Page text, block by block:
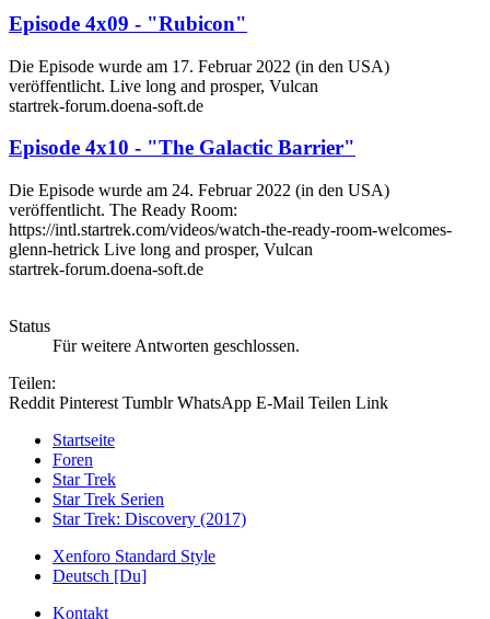
Episode 4x09 - "Rubicon"
Die Episode wurde am 17. Februar 2022 (in den USA)
veröffentlicht. Live long and prosper, Vulcan
startrek-forum.doena-soft.de
Episode 4x10 - "The Galactic Barrier"
Die Episode wurde am 24. Februar 2022 (in den USA)
veröffentlicht. The Ready Room:
https://intl.startrek.com/videos/watch-the-ready-room-welcomes-
glenn-hetrick Live long and prosper, Vulcan
startrek-forum.doena-soft.de
Status
Für weitere Antworten geschlossen.
Teilen:
Reddit Pinterest Tumblr WhatsApp E-Mail Teilen Link
Startseite
Foren
Star Trek
Star Trek Serien
Star Trek: Discovery (2017)
Xenforo Standard Style
Deutsch [Du]
Kontakt